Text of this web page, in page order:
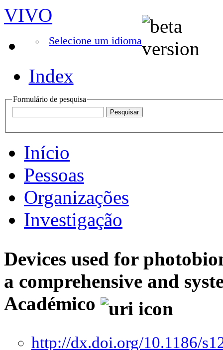
VIVO
Selecione um idioma
Index
Formulário de pesquisa
Início
Pessoas
Organizações
Investigação
Devices used for
a comprehensive and
Académico
http://dx.doi.org/10.1186/